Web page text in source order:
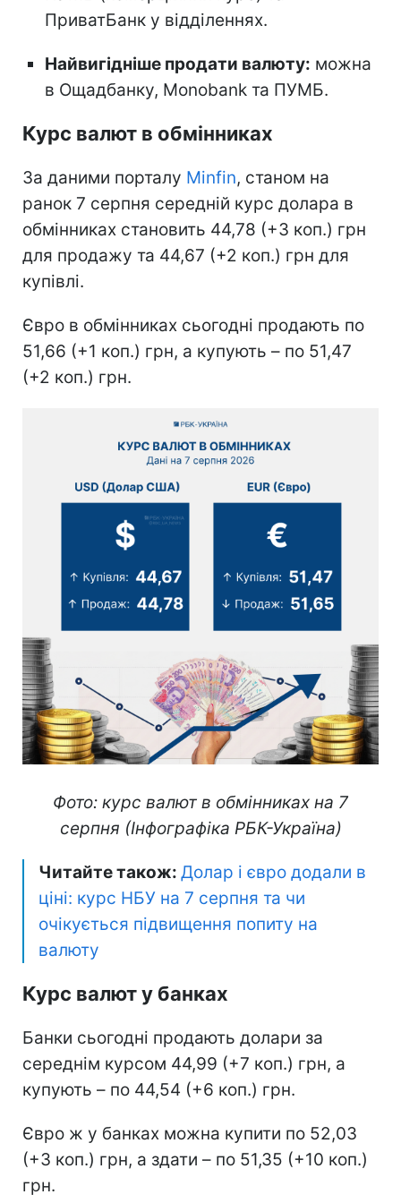
ПриватБанк у відділеннях.
Найвигідніше продати валюту: можна
в Ощадбанку, Monobank та ПУМБ.
Курс валют в обмінниках
За даними порталу Minfin, станом на
ранок 7 серпня середній курс долара в
обмінниках становить 44,78 (+3 коп.) грн
для продажу та 44,67 (+2 коп.) грн для
купівлі.
Євро в обмінниках сьогодні продають по
51,66 (+1 коп.) грн, а купують – по 51,47
(+2 коп.) грн.
Фото: курс валют в обмінниках на 7
серпня (Інфографіка РБК-Україна)
Читайте також: Долар і євро додали в
ціні: курс НБУ на 7 серпня та чи
очікується підвищення попиту на
валюту
Курс валют у банках
Банки сьогодні продають долари за
середнім курсом 44,99 (+7 коп.) грн, а
купують – по 44,54 (+6 коп.) грн.
Євро ж у банках можна купити по 52,03
(+3 коп.) грн, а здати – по 51,35 (+10 коп.)
грн.